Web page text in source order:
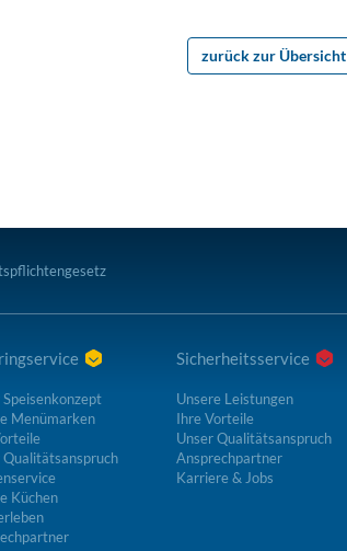
zurück zur Übersicht
Speisenkonzept
Menümarken
Qualitätsanspruch
Küchen
Sicherheitsservice
Unsere Leistungen
Ihre Vorteile
Unser Qualitätsanspruch
Ansprechpartner
Karriere & Jobs